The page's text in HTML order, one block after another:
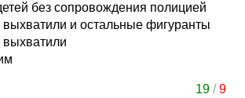
без сопровождения полицией
выхватили и остальные фигуранты
выхватили
19 /9